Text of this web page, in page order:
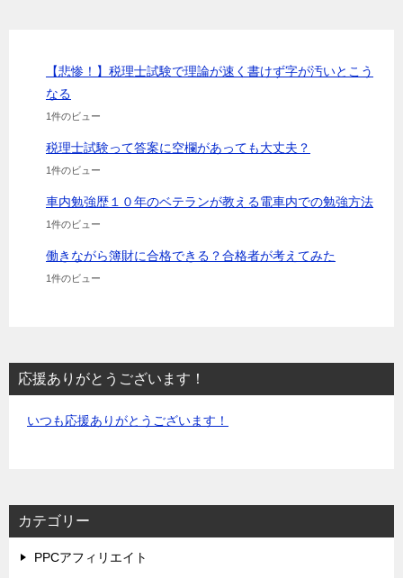
【悲惨！】税理士試験で理論が速く書けず字が汚いとこう
なる
1件のビュー
税理士試験って答案に空欄があっても大丈夫？
1件のビュー
車内勉強歴１０年のベテランが教える電車内での勉強方法
1件のビュー
働きながら簿財に合格できる？合格者が考えてみた
1件のビュー
応援ありがとうございます！
いつも応援ありがとうございます！
カテゴリー
PPCアフィリエイト